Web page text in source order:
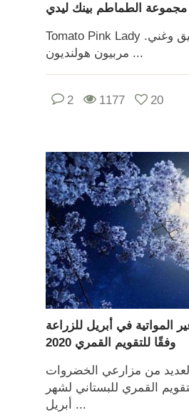
الطماطم بينك ليدي
Tomato Pink Lady هو نوع وردي دقيق وغني.
مربيون هولنديون ...
2 1177 20
المواتية في أبريل للزراعة
وفقًا للتقويم القمري 2020
من مزارعي الخضروات
القمري للبستاني لشهر
أبريل ...